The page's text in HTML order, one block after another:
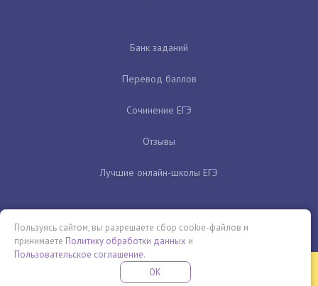
Банк заданий
Перевод баллов
Сочинение ЕГЭ
Отзывы
Лучшие онлайн-школы ЕГЭ
Бесплатная летняя школа
ПРОВЕДИ ЭТО ЛЕТО С ПОЛЬЗОЙ
Пользуясь сайтом, вы разрешаете сбор cookie-файлов и
принимаете Политику обработки данных и
Пользовательское соглашение.
OK